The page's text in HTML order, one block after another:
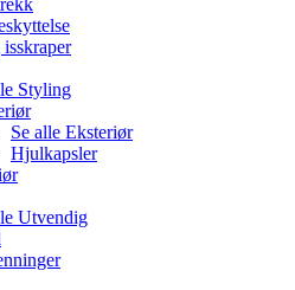
Styling
Se alle Eksteriør
Hjulkapsler
Utvendig